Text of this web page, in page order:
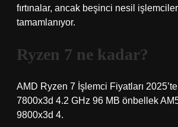
fırtınalar, ancak beşinci nesil
tamamlanıyor.
Ryzen 7 ne kadar?
AMD Ryzen 7 İşlemci Fiyatları
7800x3d 4.2 GHz 96 MB önbellek
9800x3d 4.